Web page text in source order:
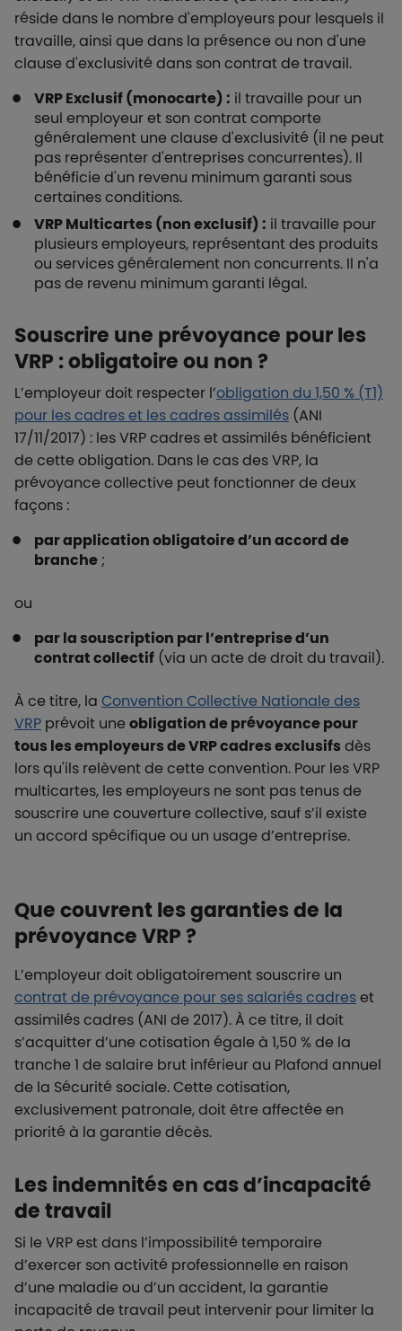
réside dans le nombre d'employeurs pour lesquels il
travaille, ainsi que dans la présence ou non d'une
clause d'exclusivité dans son contrat de travail.
VRP Exclusif (monocarte) : il travaille pour un
seul employeur et son contrat comporte
généralement une clause d'exclusivité (il ne peut
pas représenter d'entreprises concurrentes). Il
bénéficie d'un revenu minimum garanti sous
certaines conditions.
VRP Multicartes (non exclusif) : il travaille pour
plusieurs employeurs, représentant des produits
ou services généralement non concurrents. Il n'a
pas de revenu minimum garanti légal.
Souscrire une prévoyance pour les
VRP : obligatoire ou non ?
L’employeur doit respecter l’obligation du 1,50 % (T1)
pour les cadres et les cadres assimilés (ANI
17/11/2017) : les VRP cadres et assimilés bénéficient
de cette obligation. Dans le cas des VRP, la
prévoyance collective peut fonctionner de deux
façons :
par application obligatoire d’un accord de
branche ;
ou
par la souscription par l’entreprise d’un
contrat collectif (via un acte de droit du travail).
À ce titre, la Convention Collective Nationale des
VRP prévoit uneobligation de prévoyance pour
tous les employeurs de VRP cadres exclusifs dès
lors qu'ils relèvent de cette convention. Pour les VRP
multicartes, les employeurs ne sont pas tenus de
souscrire une couverture collective, sauf s’il existe
un accord spécifique ou un usage d’entreprise.
Que couvrent les garanties de la
prévoyance VRP ?
L’employeur doit obligatoirement souscrire un
contrat de prévoyance pour ses salariés cadreset
assimilés cadres (ANI de 2017). À ce titre, il doit
s’acquitter d’une cotisation égale à 1,50 % de la
tranche 1 de salaire brut inférieur au Plafond annuel
de la Sécurité sociale. Cette cotisation,
exclusivement patronale, doit être affectée en
priorité à la garantie décès.
Les indemnités en cas d’incapacité
de travail
Si le VRP est dans l’impossibilité temporaire
d’exercer son activité professionnelle en raison
d’une maladie ou d’un accident, la garantie
incapacité de travail peut intervenir pour limiter la